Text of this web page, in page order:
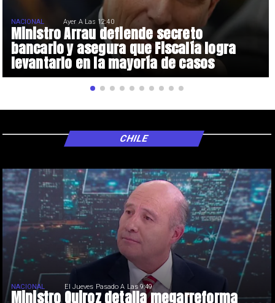
Ministro Arrau defiende secreto
bancario y asegura que Fiscalía logra
levantarlo en la mayoría de casos
NACIONAL Ayer A Las 12:40
Ministro Quiroz detalla megarreforma
NACIONAL El Jueves Pasado A Las 9:49
CHILE